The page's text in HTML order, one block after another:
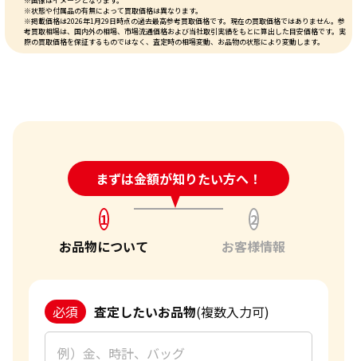
※状態や付属品の有無によって買取価格は異なります。
※掲載価格は2026年1月29日時点の過去最高参考買取価格です。現在の買取価格ではありません。参
考買取相場は、国内外の相場、市場流通価格および当社取引実績をもとに算出した目安価格です。実
際の買取価格を保証するものではなく、査定時の相場変動、お品物の状態により変動します。
まずは金額が知りたい方へ！
24時間受付中!問い合わせフォーム
1
お品物について
2
お客様情報
必須 査定したいお品物(複数入力可)